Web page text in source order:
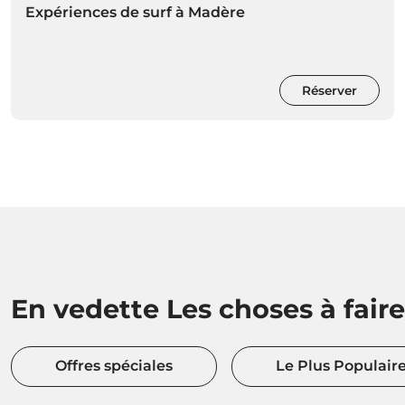
Expériences de surf à Madère
Réserver
En vedette Les choses à faire
Offres spéciales Le Plus